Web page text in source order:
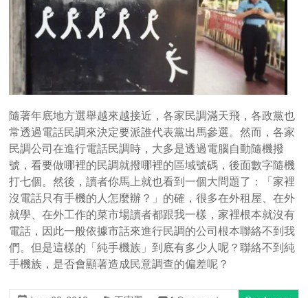
隨著年底地方選舉越來越接近，各家民調滿天飛，各政黨也
常透過電話民調來決定要派誰代表黨出馬參選。然而，各家
民調公司在進行電話民調時，大多是透過電腦自動隨機撥
號，看要做哪裡的民調就撥哪裡的區域號碼，後面數字隨機
打七個。然後，讀者你馬上就也看到一個大問題了：「家裡
沒電話只有手機的人怎麼辦？」的確，很多在外租屋、在外
就學、在外工作的菜市場讀者都跟我一樣，家裡根本就沒有
電話，因此一般依據市話來進行民調的公司根本聯絡不到我
們。但是這樣的「純手機族」到底有多少人呢？聯絡不到純
手機族，是否會顯著造成民意調查的偏差呢？